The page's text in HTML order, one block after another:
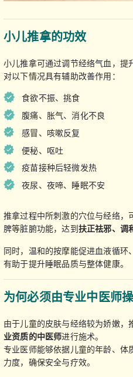
小儿推拿的功效
小儿推拿可通过调节经络气血，提
对以下情况具有辅助改善作用：
食欲不振、挑食
腹痛、胀气、消化不良
感冒、咳嗽反复
便秘、呕吐
疫苗接种后轻微发热
夜尿、夜啼、睡眠不安
推拿过程中所刺激的穴位与经络，
脾等脏腑功能，达到扶正祛邪、调
同时，温和的按摩能促进血液循环
有助于提升睡眠品质与整体健康。
为何必须由专业中医师
由于儿童的皮肤与经络较为娇嫩，
业资质的中医师进行施术。
专业医师能够依据儿童的年龄、体
力度，确保安全与疗效。